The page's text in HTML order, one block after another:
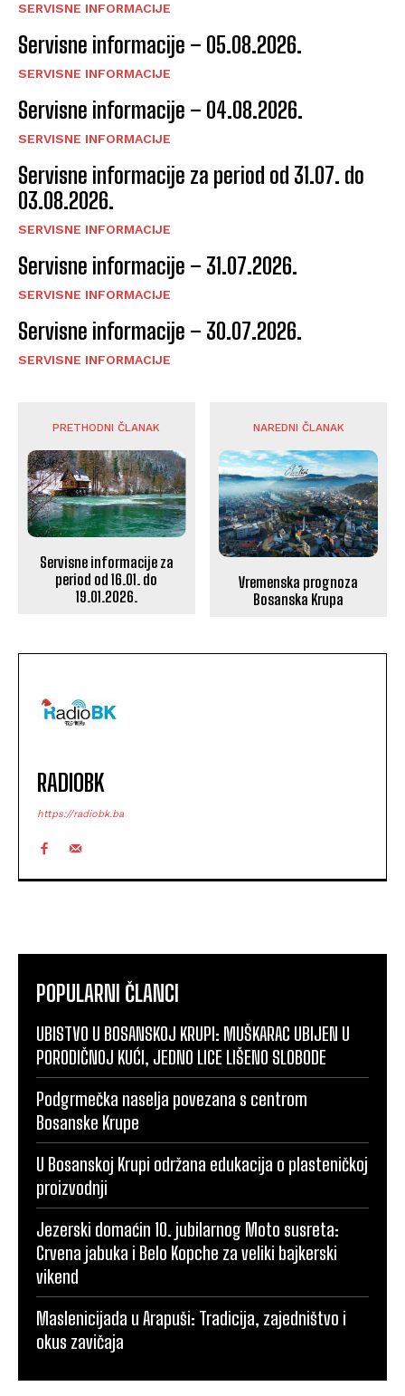
SERVISNE INFORMACIJE
Servisne informacije – 05.08.2026.
SERVISNE INFORMACIJE
Servisne informacije – 04.08.2026.
SERVISNE INFORMACIJE
Servisne informacije za period od 31.07. do
03.08.2026.
SERVISNE INFORMACIJE
Servisne informacije – 31.07.2026.
SERVISNE INFORMACIJE
Servisne informacije – 30.07.2026.
SERVISNE INFORMACIJE
PRETHODNI ČLANAK
Servisne informacije za
period od 16.01. do
19.01.2026.
NAREDNI ČLANAK
Vremenska prognoza
Bosanska Krupa
RADIOBK
https://radiobk.ba
POPULARNI ČLANCI
UBISTVO U BOSANSKOJ KRUPI: MUŠKARAC UBIJEN U
PORODIČNOJ KUĆI, JEDNO LICE LIŠENO SLOBODE
Podgrmečka naselja povezana s centrom
Bosanske Krupe
U Bosanskoj Krupi održana edukacija o plasteničkoj
proizvodnji
Jezerski domaćin 10. jubilarnog Moto susreta:
Crvena jabuka i Belo Kopche za veliki bajkerski
vikend
Maslenicijada u Arapuši: Tradicija, zajedništvo i
okus zavičaja